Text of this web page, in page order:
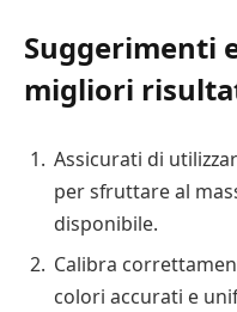
Suggerimenti
migliori
Assicurati di
per sfruttare al
disponibile.
Calibra
colori accurati e